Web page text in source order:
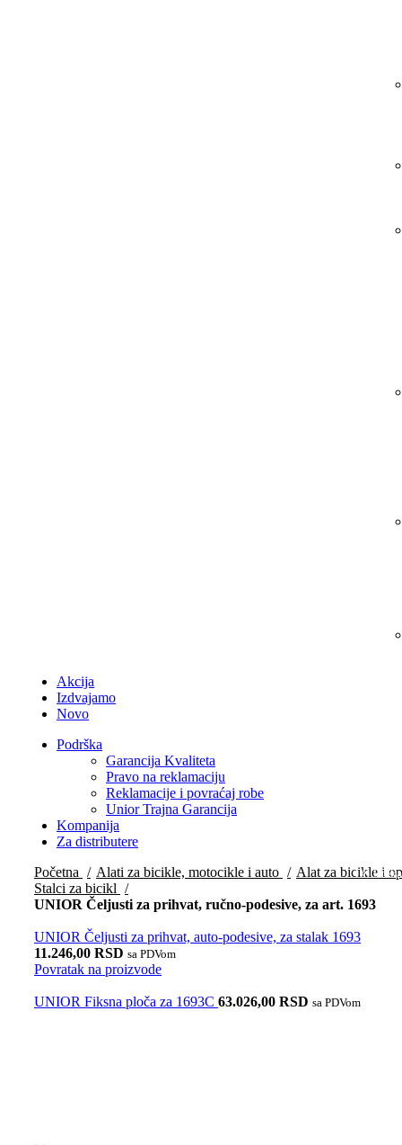
Akcija
Izdvajamo
Novo
Podrška
Garancija Kvaliteta
Pravo na reklamaciju
Reklamacije i povraćaj robe
Unior Trajna Garancija
Kompanija
Za distributere
Početna
Alati za bicikle, motocikle i auto
Alat za bicikle i
Stalci za bicikl
UNIOR Čeljusti za prihvat, ručno-podesive, za art. 1693
UNIOR Čeljusti za prihvat, auto-podesive, za stalak 1693
11.246,00 RSD sa PDVom
Povratak na proizvode
UNIOR Fiksna ploča za 1693C 63.026,00 RSD sa PDVom
Do